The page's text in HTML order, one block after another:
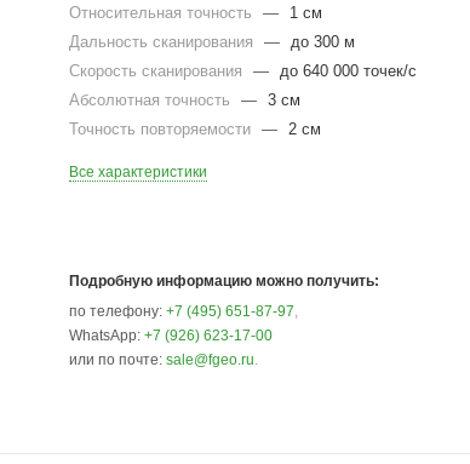
Относительная точность
—
1 см
Дальность сканирования
—
до 300 м
Скорость сканирования
—
до 640 000 точек/с
Абсолютная точность
—
3 см
Точность повторяемости
— 2 см
Все характеристики
Подробную информацию можно получить:
по телефону:+7 (495) 651-87-97,
WhatsApp:+7 (926) 623-17-00
или по почте:sale@fgeo.ru.